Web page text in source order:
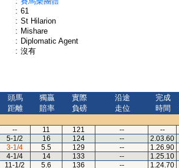
: 61
: St Hilarion
: Mishare
: Diplomatic Agent
: 沒有
頭馬
距離
獨贏
賠率
實際
負磅
沿途
走位
完成
時間
-- 11 121 -- --
5-1/2 16 124 -- 2.03.60
3-1/4 5.5 129 -- 1.26.90
4-1/4 14 133 -- 1.25.10
11-1/2 5.6 136 -- 1.24.70